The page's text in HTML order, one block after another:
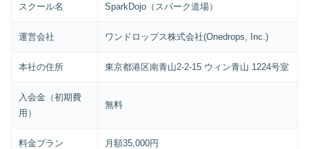
スクール名 SparkDojo（スパーク道場）
運営会社 ワンドロップス株式会社(Onedrops, Inc.)
本社の住所 東京都港区南青山2-2-15 ウィン青山 1224号室
入会金（初期費
用）
無料
料金プラン 月額35,000円